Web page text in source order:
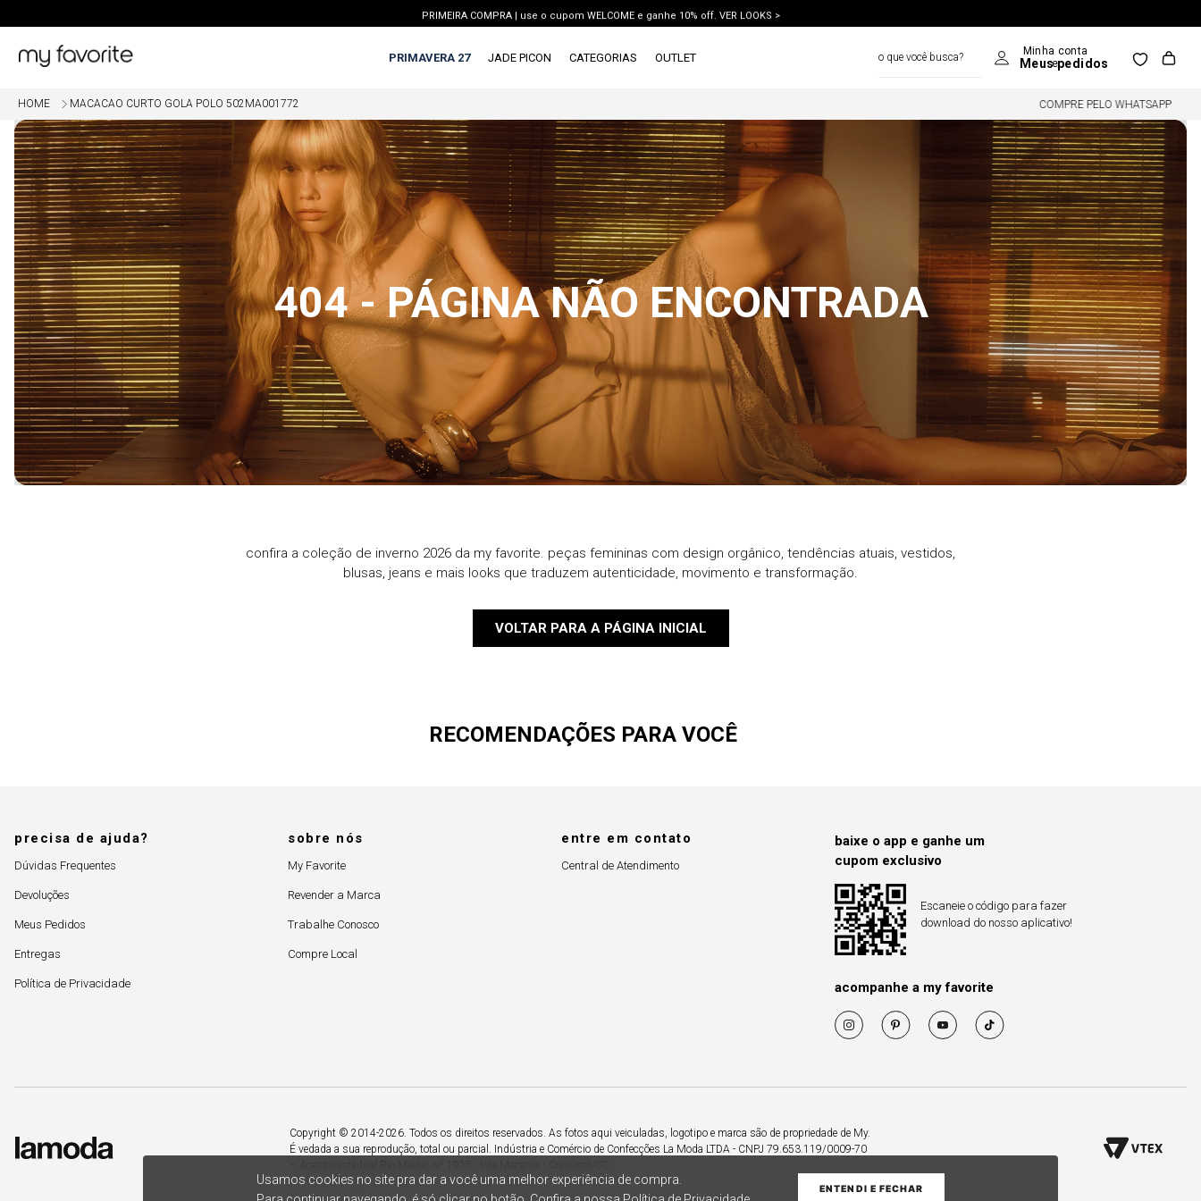
PRIMEIRA COMPRA | use o cupom WELCOME e ganhe 10% off. VER LOOKS >
PRIMAVERA 27 JADE PICON CATEGORIAS OUTLET
HOME MACACAO CURTO GOLA POLO 502MA0017725% OFF EM COMPRAS COM PIX COMPRE PELO WHATSAPP
Usamos cookies no site pra dar a você uma melhor experiência de compra.
ENTENDI E FECHAR
404 - PÁGINA NÃO ENCONTRADA
confira a coleção de inverno 2026 da my favorite. peças femininas com design orgânico, tendências atuais, vestidos,
blusas, jeans e mais looks que traduzem autenticidade, movimento e transformação.
VOLTAR PARA A PÁGINA INICIAL
RECOMENDAÇÕES PARA VOCÊ
precisa de ajuda?
Dúvidas Frequentes
Devoluções
Meus Pedidos
Entregas
Política de Privacidade
sobre nós
My Favorite
Revender a Marca
Trabalhe Conosco
Compre Local
entre em contato
Central de Atendimento
baixe o app e ganhe um
cupom exclusivo
Escaneie o código para fazer
download do nosso aplicativo!
acompanhe a my favorite
Copyright © 2014-2026. Todos os direitos reservados. As fotos aqui veiculadas, logotipo e marca são de propriedade de My.
É vedada a sua reprodução, total ou parcial. Indústria e Comércio de Confecções La Moda LTDA - CNPJ 79.653.119/0009-70
TERMOS MAIS BUSCADOS
1º
vestido
2
blusa
3º
calca jeans
calca
5º
saia
6º
conjunto
7º
short
8º
blazer
º
jaqueta
10º macacao